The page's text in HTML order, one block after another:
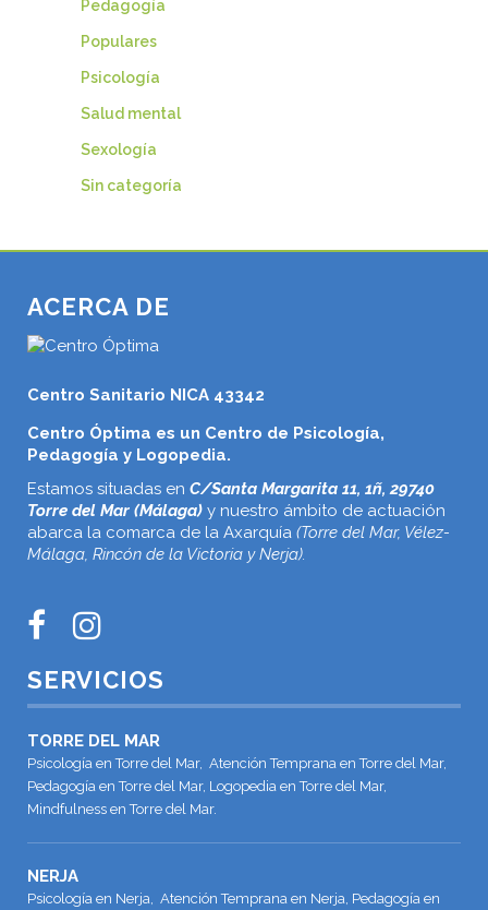
Pedagogía
Populares
Psicología
Salud mental
Sexología
Sin categoría
ACERCA DE
Centro Sanitario NICA 43342
Centro Óptima es un Centro de Psicología,
Pedagogía y Logopedia.
Estamos situadas en C/Santa Margarita 11, 1ñ, 29740
Torre del Mar (Málaga) y nuestro ámbito de actuación
abarca la comarca de la Axarquía (Torre del Mar, Vélez-
Málaga, Rincón de la Victoria y Nerja).
SERVICIOS
TORRE DEL MAR
Psicología en Torre del Mar, Atención Temprana en Torre del Mar,
Pedagogía en Torre del Mar, Logopedia en Torre del Mar,
Mindfulness en Torre del Mar.
NERJA
Psicología en Nerja, Atención Temprana en Nerja, Pedagogía en